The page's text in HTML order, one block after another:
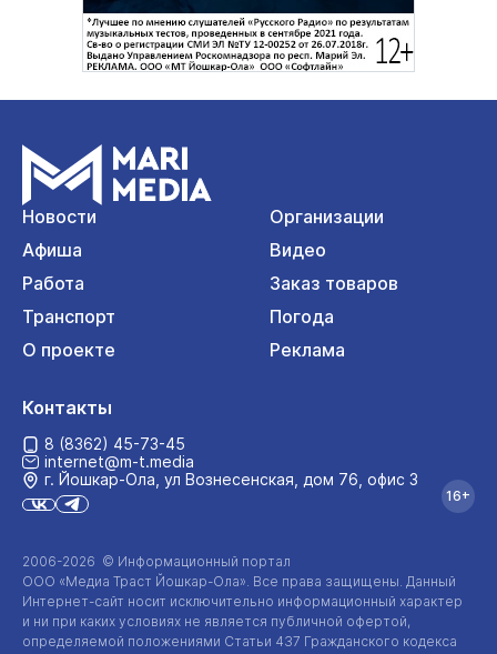
Новости
Организации
Афиша
Видео
Работа
Заказ товаров
Транспорт
Погода
О проекте
Реклама
2006-2026 © Информационный портал
ООО «Медиа Траст Йошкар-Ола». Все права защищены. Данный
Интернет-сайт носит исключительно информационный характер
и ни при каких условиях не является публичной офертой,
определяемой положениями Статьи 437 Гражданского кодекса
Контакты
8 (8362) 45-73-45
internet@m-t.media
г. Йошкар‑Ола, ул Вознесенская, дом 76, офис 3
16+